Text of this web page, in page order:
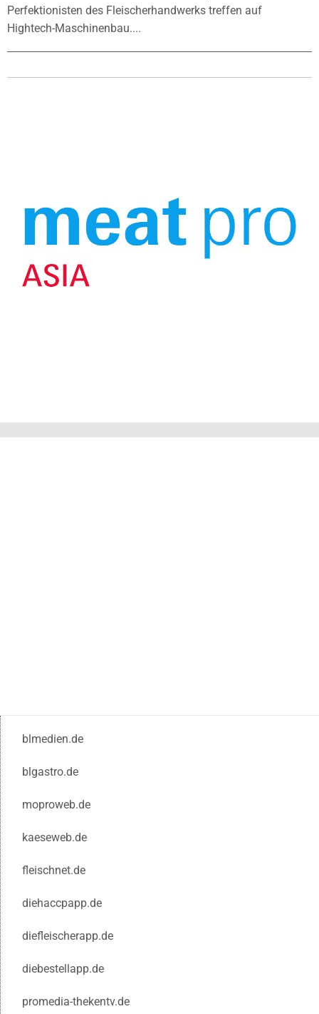
Perfektionisten des Fleischerhandwerks treffen auf
Hightech-Maschinenbau....
blmedien.de
blgastro.de
moproweb.de
kaeseweb.de
fleischnet.de
diehaccpapp.de
diefleischerapp.de
diebestellapp.de
promedia-thekentv.de